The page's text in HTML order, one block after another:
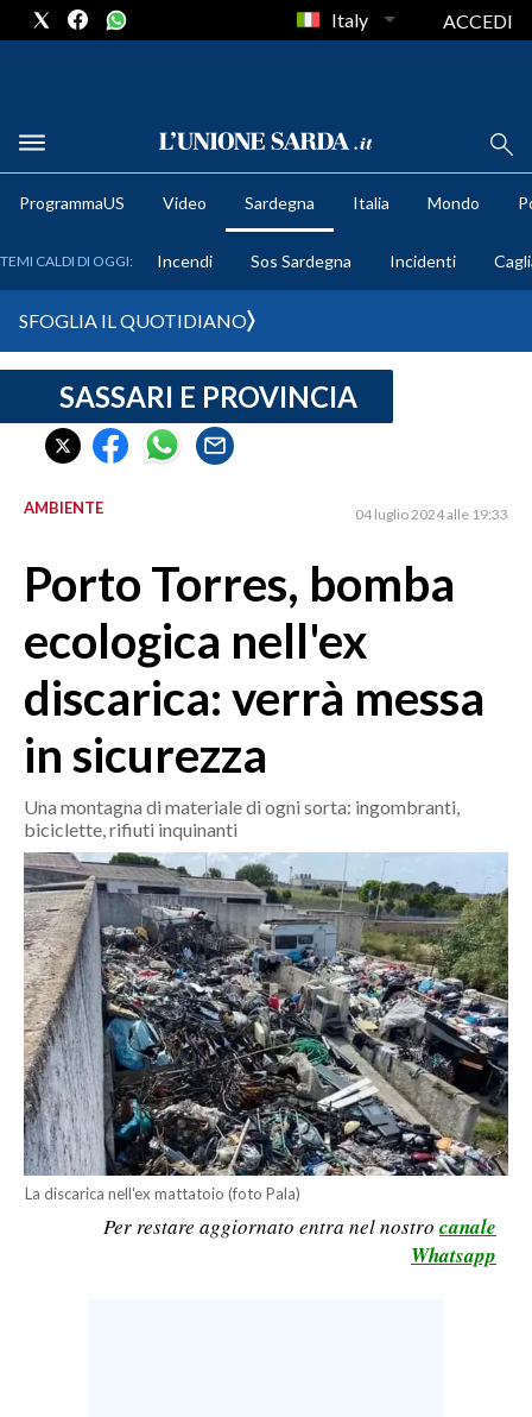
METEO
CRONACA SARDEGNA
CAGLIARI
SULCIS IGLESIENTE
ORISTANO E PROVINCIA
GALLURA
NUORO E PROVINCIA
OGLIASTRA
AGENDA
CRONACA
ITALIA
MONDO
POLITICA
ECONOMIA
SERVIZI ALLE IMPRESE
LAVORO
BANDI
SPORT IN SARDEGNA
Italy ACCEDI
ProgrammaUS Video Sardegna Italia Mondo
TEMI CALDI DI OGGI: Incendi Sos Sardegna Incidenti
SFOGLIA IL QUOTIDIANO
SASSARI E PROVINCIA
AMBIENTE 04 luglio 2024 alle 19:33
Porto Torres, bomba
ecologica nell'ex
discarica: verrà messa
in sicurezza
Una montagna di materiale di ogni sorta: ingombranti,
biciclette, rifiuti inquinanti
La discarica nell'ex mattatoio (foto Pala)
Per restare aggiornato entra nel nostro canale
Whatsapp